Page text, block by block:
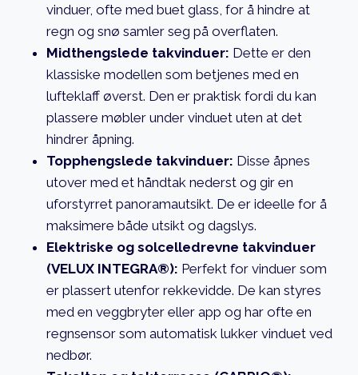
vinduer, ofte med buet glass, for å hindre at
regn og snø samler seg på overflaten.
Midthengslede takvinduer: Dette er den
klassiske modellen som betjenes med en
lufteklaff øverst. Den er praktisk fordi du kan
plassere møbler under vinduet uten at det
hindrer åpning.
Topphengslede takvinduer: Disse åpnes
utover med et håndtak nederst og gir en
uforstyrret panoramautsikt. De er ideelle for å
maksimere både utsikt og dagslys.
Elektriske og solcelledrevne takvinduer
(VELUX INTEGRA®): Perfekt for vinduer som
er plassert utenfor rekkevidde. De kan styres
med en veggbryter eller app og har ofte en
regnsensor som automatisk lukker vinduet ved
nedbør.